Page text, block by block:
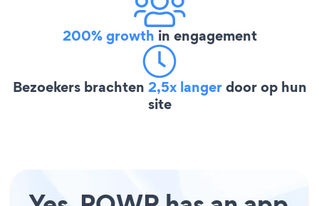
200% growth in engagement
Bezoekers brachten 2,5x langerdoor op hun
site